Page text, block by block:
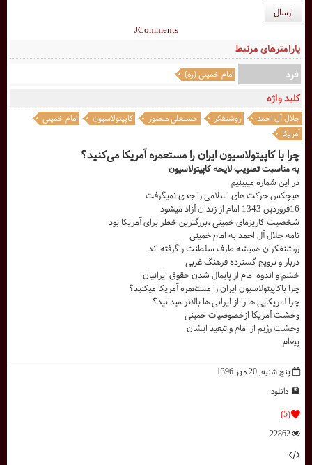
پنج شنبه, 20 مهر 1396
دانلود
(5)
22862
چرا با کاپیتولاسیون ایران را مستعمره آمریکا می‌کنید؟
به مناسبت تصویب لایحه کاپیتولاسیون
در این شماره میبینیم
هیچکس حرکت های اسلامی را جدی نمیگرفت
16فروردین 1343 امام از زندان آزاد میشود
شخصیت کاریزمای خمینی ،بزرگترین خطر برای آمریکا بود
نامه جلال آل احمد به امام خمینی
روشنفکران همیشه طرف سلطنت راگرفته اند
دربار و ترویج گسترده فرهنگ غربی
خشم و اندوه امام از پایمال شدن حقوق ایرانیان
چرا باکاپیتولاسیون ایران را مستعمره آمریکا میکنید؟
چرا آمریکایی ها را از ایرانی ها بالاتر میدانید؟
وحشت آمریکا ازخصوصیات خمینی
وحشت رژیم از امام و تبعید ایشان
پیغام
کلید واژه
جلال آل احمد روشنفکر حسنعلی منصور کاپیتولاسیون
امام خمینی
آمریکا
پارامترهای مرتبط
فرد
امام خمینی (ره)
ارسال
JComments